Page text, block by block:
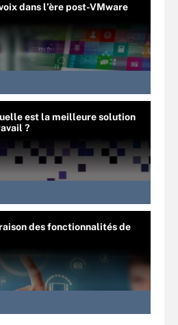
dans l’ère post-VMware
est la meilleure solution
?
des fonctionnalités de